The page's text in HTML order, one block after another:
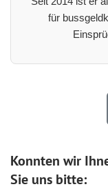
für
Konnten wir
Sie uns bitte: